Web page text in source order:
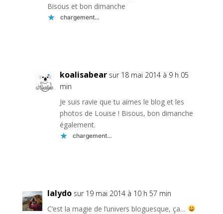
Bisous et bon dimanche
chargement…
koalisabear sur 18 mai 2014 à 9 h 05
min
Je suis ravie que tu aimes le blog et les
photos de Louise ! Bisous, bon dimanche
également.
chargement…
lalydo sur 19 mai 2014 à 10 h 57 min
C’est la magie de l’univers bloguesque, ça…